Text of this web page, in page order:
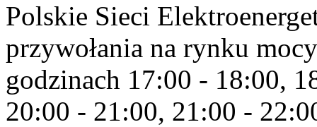
Polskie Sieci
przywołania na rynku
godzinach 17:00 - 18:00,
20:00 - 21:00, 21:00 -